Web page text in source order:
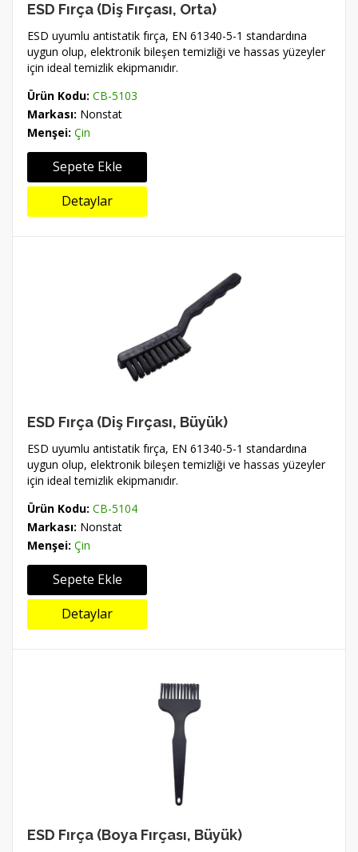
ESD Fırça (Diş Fırçası, Orta)
ESD uyumlu antistatik fırça, EN 61340-5-1 standardına
uygun olup, elektronik bileşen temizliği ve hassas yüzeyler
için ideal temizlik ekipmanıdır.
Ürün Kodu: CB-5103
Markası: Nonstat
Menşei: Çin
Sepete Ekle
Detaylar
ESD Fırça (Diş Fırçası, Büyük)
ESD uyumlu antistatik fırça, EN 61340-5-1 standardına
uygun olup, elektronik bileşen temizliği ve hassas yüzeyler
için ideal temizlik ekipmanıdır.
Ürün Kodu: CB-5104
Markası: Nonstat
Menşei: Çin
Sepete Ekle
Detaylar
ESD Fırça (Boya Fırçası, Büyük)